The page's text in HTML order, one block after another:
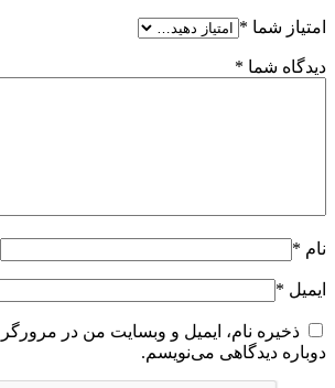
امتیاز شما *
دیدگاه شما *
نام *
ایمیل *
ذخیره نام، ایمیل و وبسایت من در
دوباره دیدگاهی می‌نویسم.